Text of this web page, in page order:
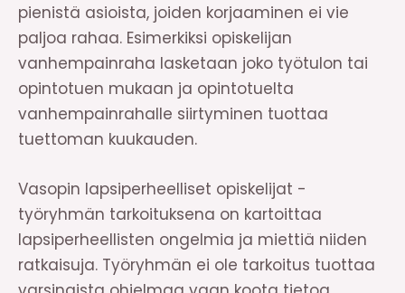
pienistä asioista, joiden korjaaminen ei vie
paljoa rahaa. Esimerkiksi opiskelijan
vanhempainraha lasketaan joko työtulon tai
opintotuen mukaan ja opintotuelta
vanhempainrahalle siirtyminen tuottaa
tuettoman kuukauden.
Vasopin lapsiperheelliset opiskelijat -
työryhmän tarkoituksena on kartoittaa
lapsiperheellisten ongelmia ja miettiä niiden
ratkaisuja. Työryhmän ei ole tarkoitus tuottaa